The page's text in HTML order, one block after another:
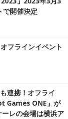
で開催決定
フラインイベント
連携！オフライ
Games ONE」が
レの会場は横浜ア